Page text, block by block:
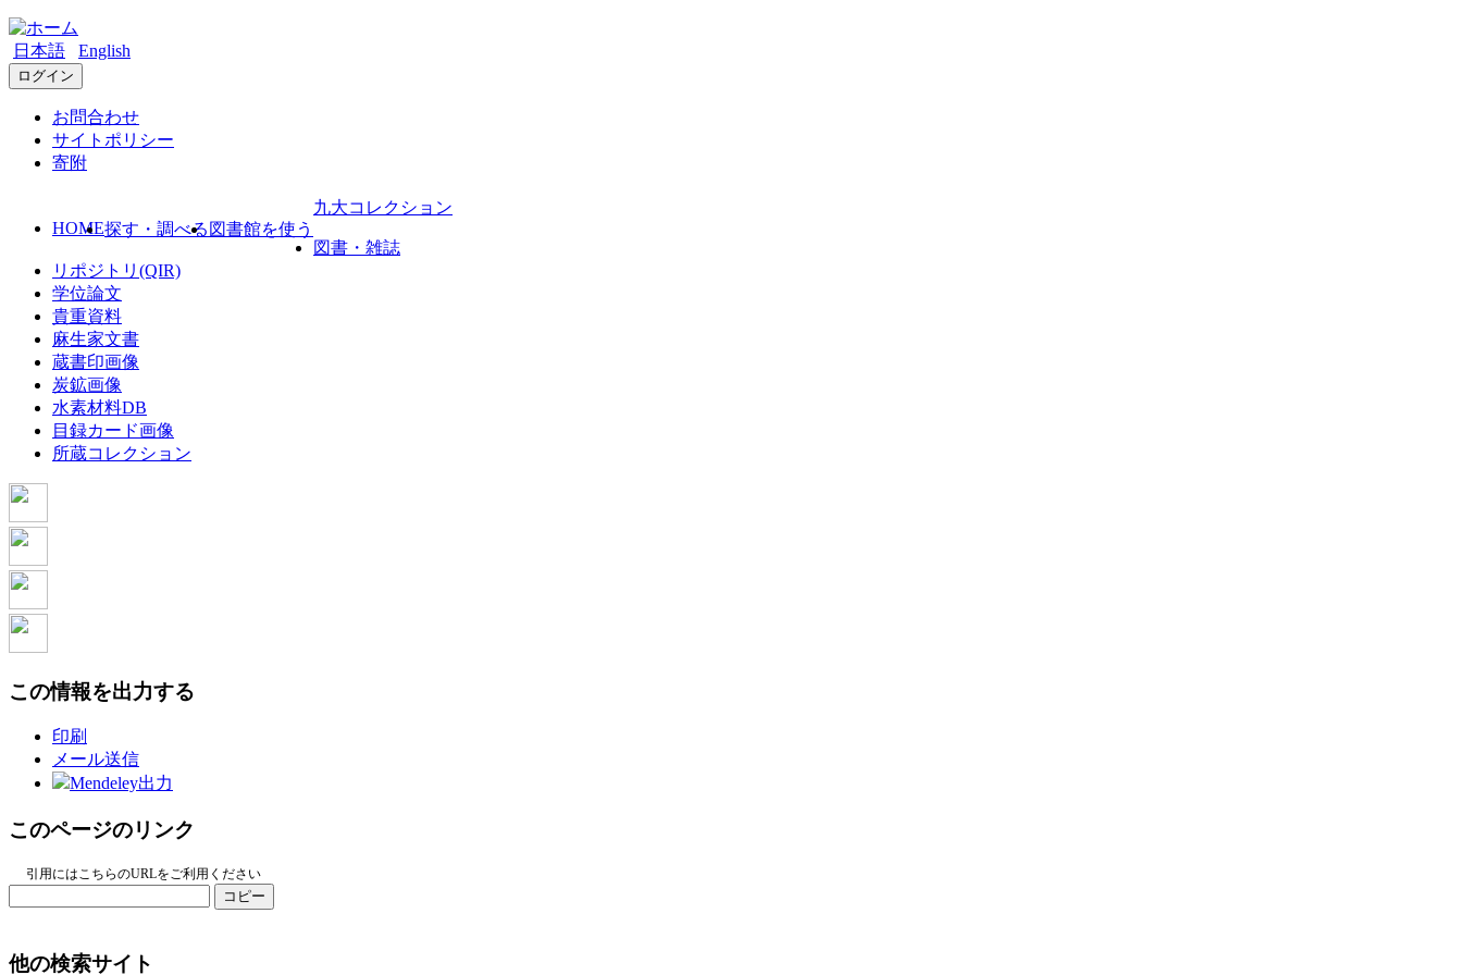
日本語 English
ログイン
お問合わせ
サイトポリシー
寄附
HOME探す・調べる 図書館を使う
九大コレクション
図書・雑誌
リポジトリ(QIR)
学位論文
貴重資料
麻生家文書
蔵書印画像
炭鉱画像
水素材料DB
目録カード画像
所蔵コレクション
この情報を出力する
印刷
メール送信
Mendeley出力
このページのリンク
引用にはこちらのURLをご利用ください
コピー
他の検索サイト